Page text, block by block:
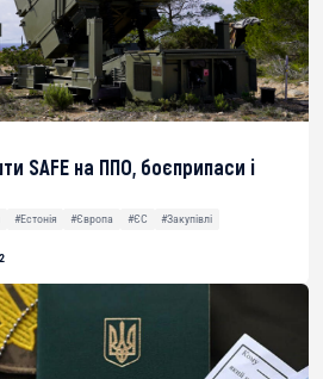
SAFE на ППО, боєприпаси і
#Естонія #Європа #ЄС
#Закупівлі